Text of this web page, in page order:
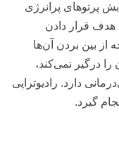
پرتوهای پرانرژی
هدف قرار دادن
از بین بردن آن‌ها
را درگیر نمی‌کند،
دارد. رادیوتراپی
گیرد.